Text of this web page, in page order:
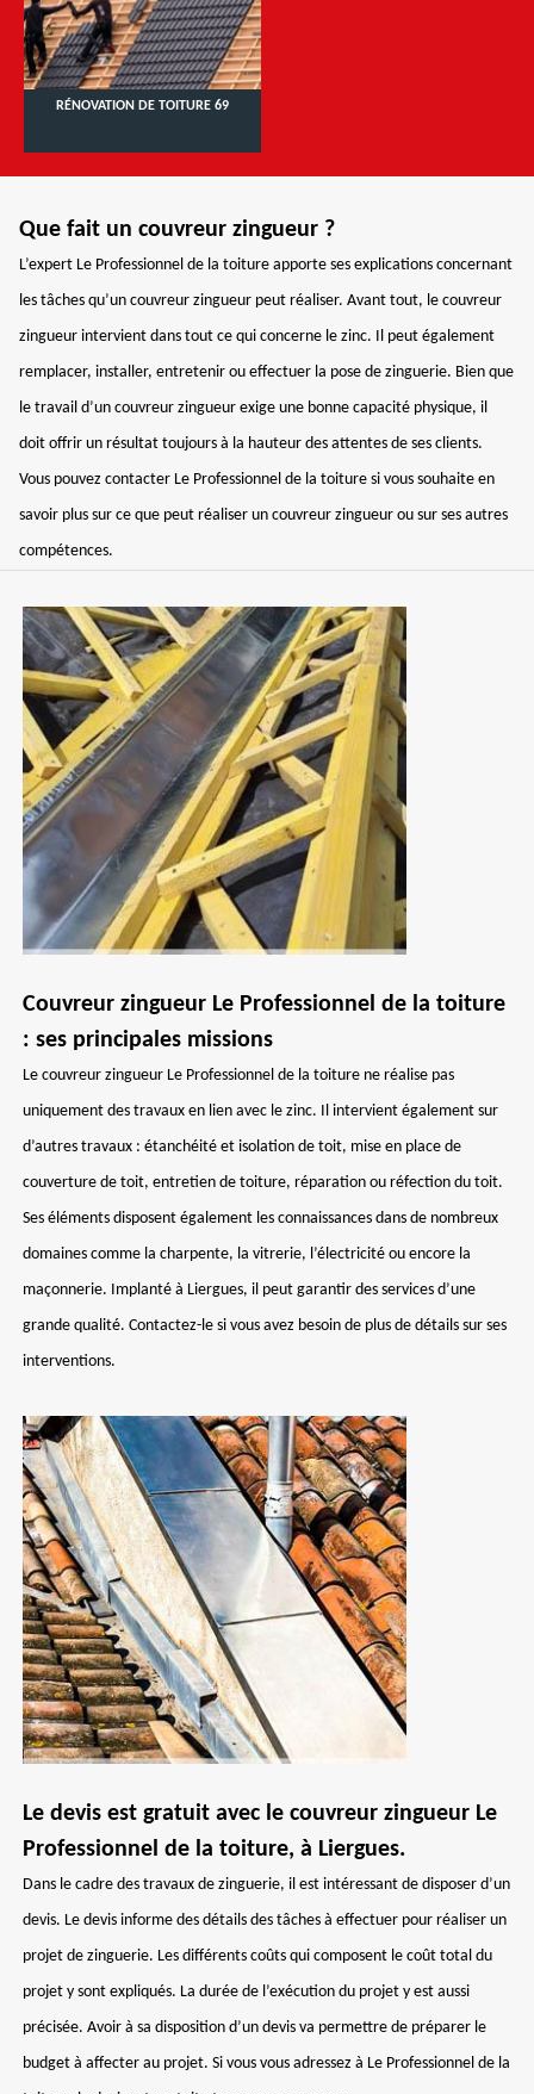
RÉNOVATION DE TOITURE 69
Que fait un couvreur zingueur ?
L’expert Le Professionnel de la toiture apporte ses explications concernant
les tâches qu’un couvreur zingueur peut réaliser. Avant tout, le couvreur
zingueur intervient dans tout ce qui concerne le zinc. Il peut également
remplacer, installer, entretenir ou effectuer la pose de zinguerie. Bien que
le travail d’un couvreur zingueur exige une bonne capacité physique, il
doit offrir un résultat toujours à la hauteur des attentes de ses clients.
Vous pouvez contacter Le Professionnel de la toiture si vous souhaite en
savoir plus sur ce que peut réaliser un couvreur zingueur ou sur ses autres
compétences.
Couvreur zingueur Le Professionnel de la toiture
: ses principales missions
Le couvreur zingueur Le Professionnel de la toiture ne réalise pas
uniquement des travaux en lien avec le zinc. Il intervient également sur
d’autres travaux : étanchéité et isolation de toit, mise en place de
couverture de toit, entretien de toiture, réparation ou réfection du toit.
Ses éléments disposent également les connaissances dans de nombreux
domaines comme la charpente, la vitrerie, l’électricité ou encore la
maçonnerie. Implanté à Liergues, il peut garantir des services d’une
grande qualité. Contactez-le si vous avez besoin de plus de détails sur ses
interventions.
Le devis est gratuit avec le couvreur zingueur Le
Professionnel de la toiture, à Liergues.
Dans le cadre des travaux de zinguerie, il est intéressant de disposer d’un
devis. Le devis informe des détails des tâches à effectuer pour réaliser un
projet de zinguerie. Les différents coûts qui composent le coût total du
projet y sont expliqués. La durée de l’exécution du projet y est aussi
précisée. Avoir à sa disposition d’un devis va permettre de préparer le
budget à affecter au projet. Si vous vous adressez à Le Professionnel de la